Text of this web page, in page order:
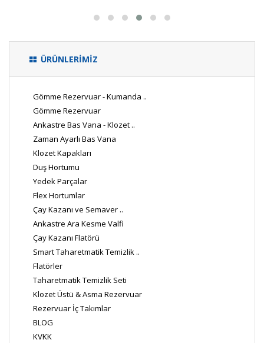
ÜRÜNLERİMİZ
Gömme Rezervuar - Kumanda ..
Gömme Rezervuar
Ankastre Bas Vana - Klozet ..
Zaman Ayarlı Bas Vana
Klozet Kapakları
Duş Hortumu
Yedek Parçalar
Flex Hortumlar
Çay Kazanı ve Semaver ..
Ankastre Ara Kesme Valfi
Çay Kazanı Flatörü
Smart Taharetmatik Temizlik ..
Flatörler
Taharetmatik Temizlik Seti
Klozet Üstü & Asma Rezervuar
Rezervuar İç Takımlar
BLOG
KVKK